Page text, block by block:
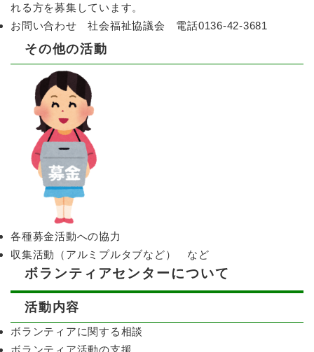
れる方を募集しています。
お問い合わせ 社会福祉協議会 電話0136-42-3681
その他の活動
各種募金活動への協力
収集活動（アルミプルタブなど） など
ボランティアセンターについて
活動内容
ボランティアに関する相談